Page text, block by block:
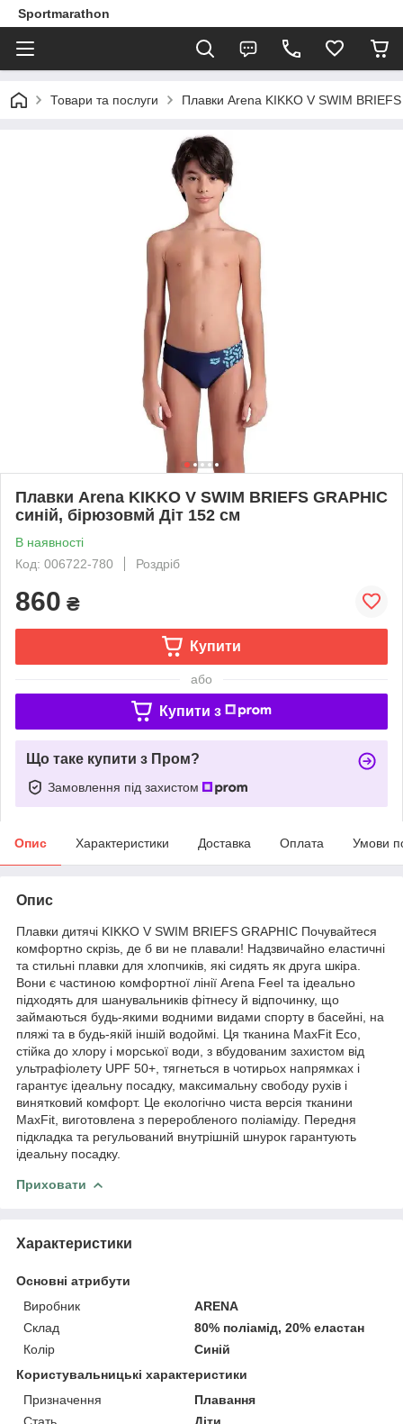
Sportmarathon
Товари та послуги Плавки Arena KIKKO V SWIM
Плавки Arena KIKKO V SWIM BRIEFS GRAPHIC
синій, бірюзовмй Діт 152 см
В наявності
Код: 006722-780
Роздріб
860 ₴
Купити
або
Купити з
Що таке купити з Пром?
Замовлення під захистом
Опис Характеристики Доставка Оплата Умови
Опис
Плавки дитячі KIKKO V SWIM BRIEFS GRAPHIC Почувайтеся
комфортно скрізь, де б ви не плавали! Надзвичайно еластичні
та стильні плавки для хлопчиків, які сидять як друга шкіра.
Вони є частиною комфортної лінії Arena Feel та ідеально
підходять для шанувальників фітнесу й відпочинку, що
займаються будь-якими водними видами спорту в басейні, на
пляжі та в будь-якій іншій водоймі. Ця тканина MaxFit Eco,
стійка до хлору і морської води, з вбудованим захистом від
ультрафіолету UPF 50+, тягнеться в чотирьох напрямках і
гарантує ідеальну посадку, максимальну свободу рухів і
винятковий комфорт. Це екологічно чиста версія тканини
MaxFit, виготовлена з переробленого поліаміду. Передня
підкладка та регульований внутрішній шнурок гарантують
ідеальну посадку.
Приховати
Характеристики
Основні атрибути
Виробник
ARENA
Склад
80% поліамід, 20% еластан
Колір
Синій
Користувальницькі характеристики
Призначення
Плавання
Стать
Діти